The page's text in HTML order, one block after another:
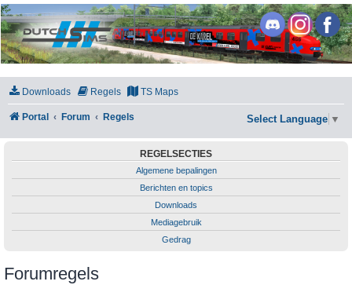
DutchSims
Downloads Regels TS Maps
Portal Forum Regels Select Language ▼
REGELSECTIES
Algemene bepalingen
Berichten en topics
Downloads
Mediagebruik
Gedrag
Forumregels